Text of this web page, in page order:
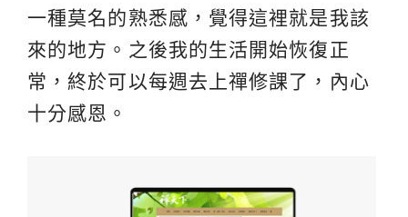
一種莫名的熟悉感，覺得這裡就是我該
來的地方。之後我的生活開始恢復正
常，終於可以每週去上禪修課了，內心
十分感恩。